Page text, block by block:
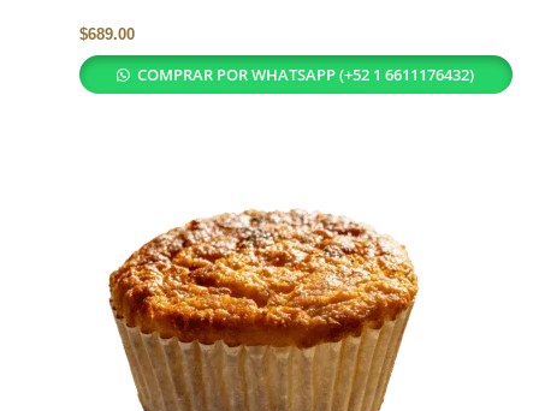
$689.00
COMPRAR POR WHATSAPP (+52 1 6611176432)